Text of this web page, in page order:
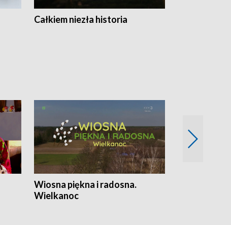
Całkiem niezła historia
Wiosna piękna i radosna.
Wielkanoc